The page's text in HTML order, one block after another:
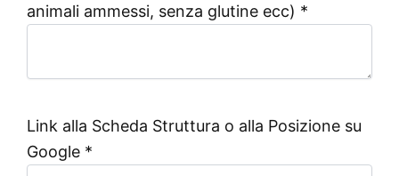
animali ammessi, senza glutine ecc) *
Link alla Scheda Struttura o alla Posizione su
Google *